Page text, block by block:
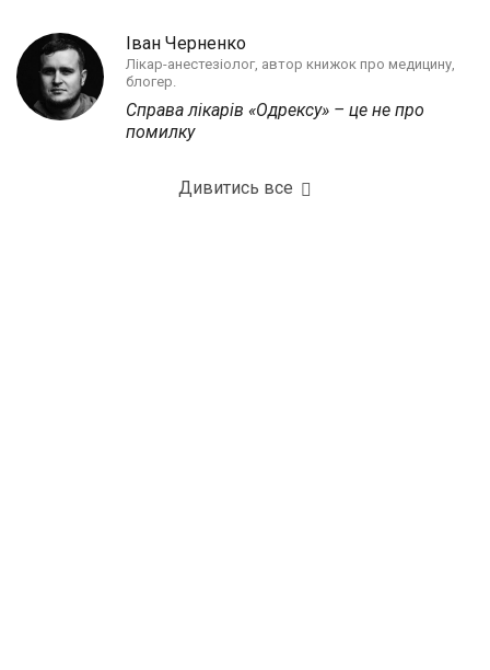
Іван Черненко
Лікар-анестезіолог, автор книжок про медицину,
блогер.
Справа лікарів «Одрексу» – це не про
помилку
Дивитись все